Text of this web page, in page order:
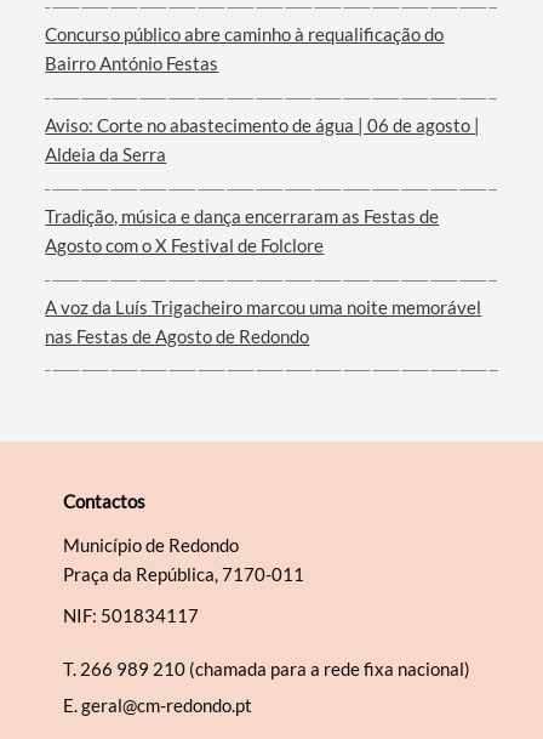
Concurso público abre caminho à requalificação do
Bairro António Festas
Aviso: Corte no abastecimento de água | 06 de agosto |
Aldeia da Serra
Tradição, música e dança encerraram as Festas de
Agosto com o X Festival de Folclore
A voz da Luís Trigacheiro marcou uma noite memorável
nas Festas de Agosto de Redondo
Contactos
Município de Redondo
Praça da República, 7170-011
NIF: 501834117
T. 266 989 210 (chamada para a rede fixa nacional)
E.geral@cm-redondo.pt